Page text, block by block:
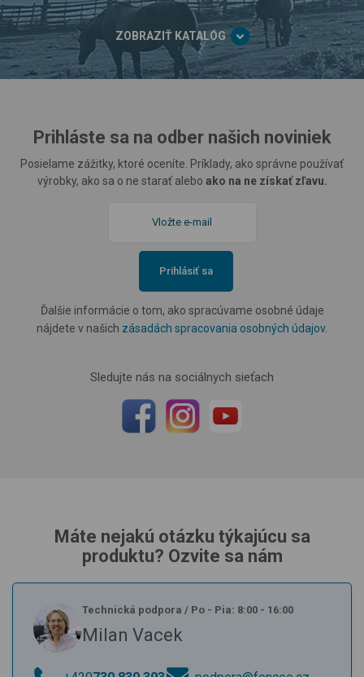
ZOBRAZIŤ KATALÓG
Prihláste sa na odber našich noviniek
Posielame zážitky, ktoré oceníte. Príklady, ako správne používať
výrobky, ako sa o ne starať alebo ako na ne získať zľavu.
Prihlásiť sa
Ďalšie informácie o tom, ako spracúvame osobné údaje
nájdete v našich zásadách spracovania osobných údajov.
Sledujte nás na sociálnych sieťach
Máte nejakú otázku týkajúcu sa
produktu? Ozvite sa nám
Technická podpora / Po - Pia: 8:00 - 16:00
Milan Vacek